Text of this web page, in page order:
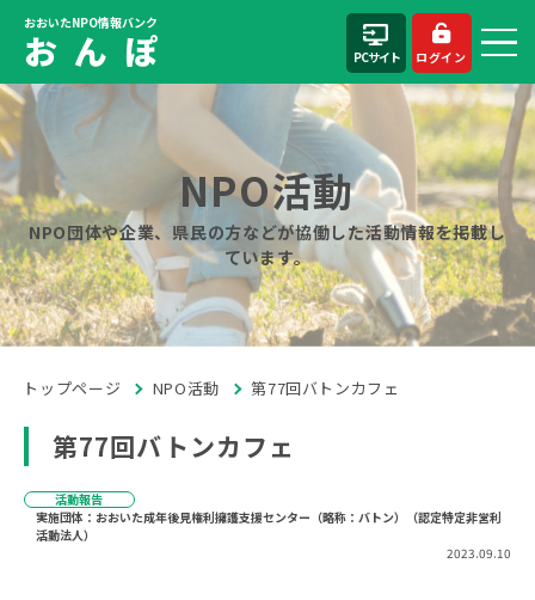
おおいたNPO情報バンク
お ん ぽ PCサイト ログイン
NPO活動
NPO団体や企業、県民の方などが協働した活動情報を掲載し
ています。
トップページ NPO活動 第77回バトンカフェ
第77回バトンカフェ
活動報告
実施団体：おおいた成年後見権利擁護支援センター（略称：バトン）（認定特定非営利
活動法人）
2023.09.10